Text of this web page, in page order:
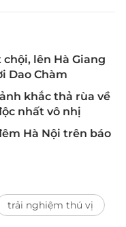
lên Hà Giang
Dao Chàm
khắc thả rùa về
nhất vô nhị
Hà Nội trên báo
trải nghiệm thú vị